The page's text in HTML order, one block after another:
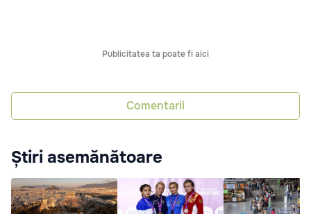
Publicitatea ta poate fi aici
Comentarii
Știri asemănătoare